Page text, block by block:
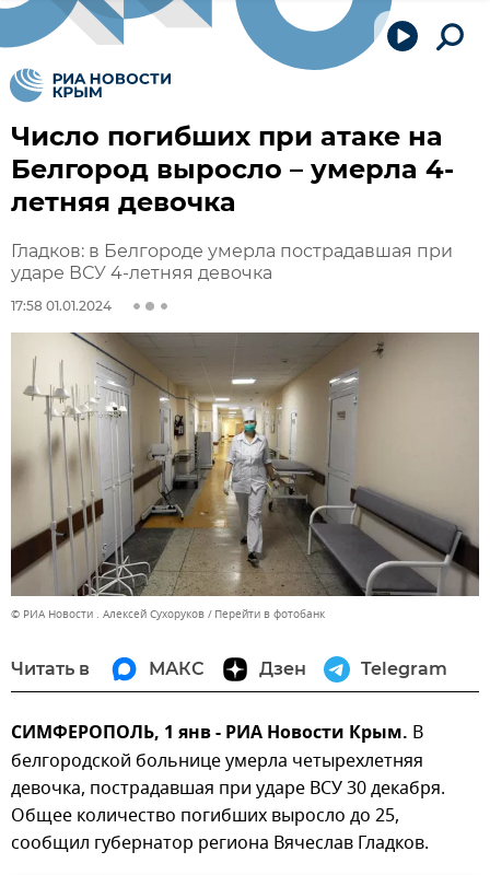
Число погибших при атаке на
Белгород выросло – умерла 4-
летняя девочка
Гладков: в Белгороде умерла пострадавшая при
ударе ВСУ 4-летняя девочка
17:58 01.01.2024
© РИА Новости . Алексей Сухоруков Перейти в фотобанк
Читать в МАКС Дзен Telegram
СИМФЕРОПОЛЬ, 1 янв - РИА Новости Крым. В
белгородской больнице умерла четырехлетняя
девочка, пострадавшая при ударе ВСУ 30 декабря.
Общее количество погибших выросло до 25,
сообщил губернатор региона Вячеслав Гладков.